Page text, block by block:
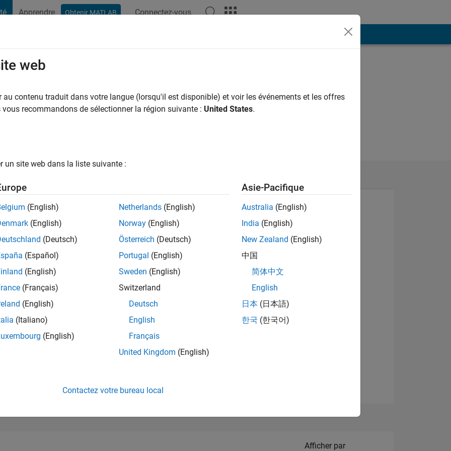
Apprendre Obtenir MATLAB Connectez-vous
0
of 302 025
Afficher les badges
Filter2
Afficher par
web
au contenu traduit dans votre langue (lorsqu'il est disponible) et voir les événements et les offres
vous recommandons de sélectionner la région suivante : United States.
un site web dans la liste suivante :
(English)
(English)
(Deutsch)
(Español)
(English)
(Français)
(English)
(Italiano)
(English)
Netherlands (English)
Norway (English)
Österreich (Deutsch)
Portugal (English)
Sweden (English)
Switzerland
Deutsch
English
Français
United Kingdom (English)
Asie-Pacifique
Australia (English)
India (English)
New Zealand (English)
中国
简体中文
English
日本 (日本語)
한국 (한국어)
Contactez votre bureau local